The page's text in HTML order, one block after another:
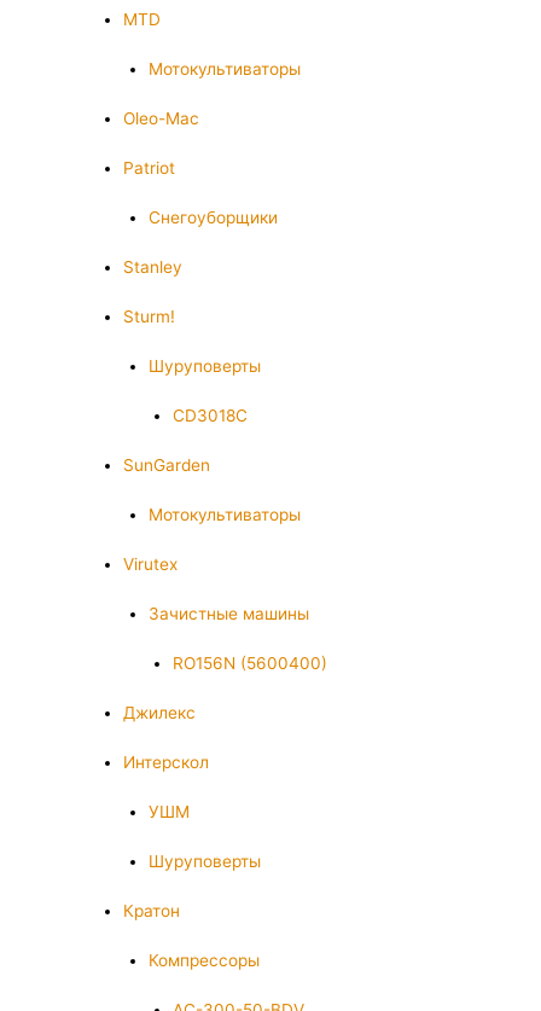
MTD
Мотокультиваторы
Oleo-Mac
Patriot
Снегоуборщики
Stanley
Sturm!
Шуруповерты
CD3018C
SunGarden
Мотокультиваторы
Virutex
Зачистные машины
RO156N (5600400)
Джилекс
Интерскол
УШМ
Шуруповерты
Кратон
Компрессоры